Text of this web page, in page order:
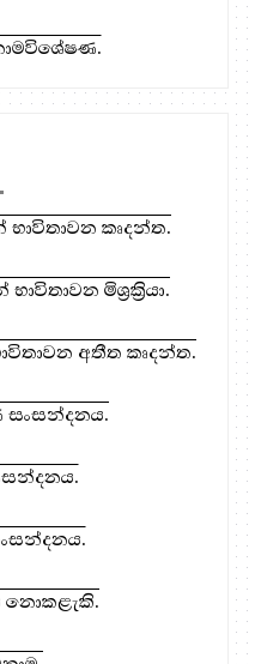
කෘදන්ත.
මිශ්‍රක්‍රියා.
අතීත කෘදන්ත.
සංසන්දනය.
නොකළැකි.